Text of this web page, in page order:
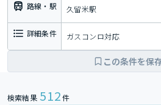
路線・駅 久留米駅
詳細条件 ガスコンロ対応
この条件を保
検索結果 512件